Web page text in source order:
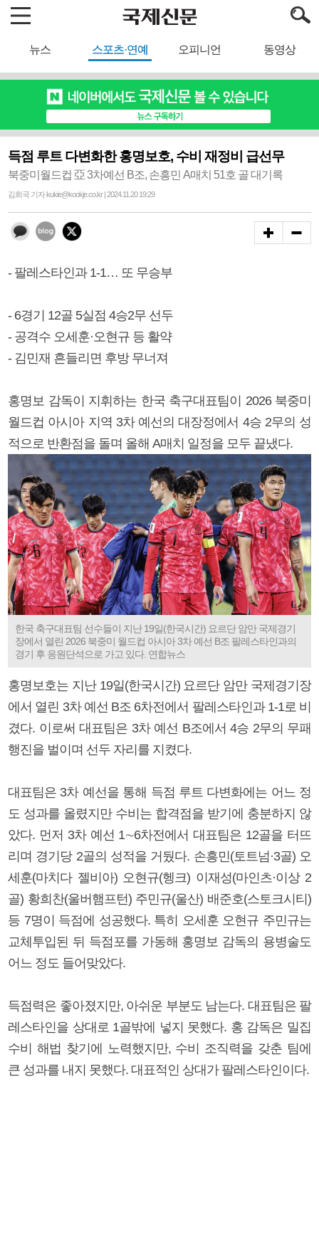
뉴스 스포츠·연예 오피니언 동영상
득점 루트 다변화한 홍명보호, 수비 재정비 급선무
북중미월드컵 亞 3차예선 B조, 손흥민 A매치 51호 골 대기록
김희국 기자 kukie@kookje.co.kr | 2024.11.20 19:29
- 팔레스타인과 1-1… 또 무승부
- 6경기 12골 5실점 4승2무 선두
- 공격수 오세훈·오현규 등 활약
- 김민재 흔들리면 후방 무너져
홍명보 감독이 지휘하는 한국 축구대표팀이 2026 북중미
월드컵 아시아 지역 3차 예선의 대장정에서 4승 2무의 성
적으로 반환점을 돌며 올해 A매치 일정을 모두 끝냈다.
한국 축구대표팀 선수들이 지난 19일(한국시간) 요르단 암만 국제경기
장에서 열린 2026 북중미 월드컵 아시아 3차 예선 B조 팔레스타인과의
경기 후 응원단석으로 가고 있다. 연합뉴스
홍명보호는 지난 19일(한국시간) 요르단 암만 국제경기장
에서 열린 3차 예선 B조 6차전에서 팔레스타인과 1-1로 비
겼다. 이로써 대표팀은 3차 예선 B조에서 4승 2무의 무패
행진을 벌이며 선두 자리를 지켰다.
대표팀은 3차 예선을 통해 득점 루트 다변화에는 어느 정
도 성과를 올렸지만 수비는 합격점을 받기에 충분하지 않
았다. 먼저 3차 예선 1∼6차전에서 대표팀은 12골을 터뜨
리며 경기당 2골의 성적을 거뒀다. 손흥민(토트넘·3골) 오
세훈(마치다 젤비아) 오현규(헹크) 이재성(마인츠·이상 2
골) 황희찬(울버햄프턴) 주민규(울산) 배준호(스토크시티)
등 7명이 득점에 성공했다. 특히 오세훈 오현규 주민규는
교체투입된 뒤 득점포를 가동해 홍명보 감독의 용병술도
어느 정도 들어맞았다.
득점력은 좋아졌지만, 아쉬운 부분도 남는다. 대표팀은 팔
레스타인을 상대로 1골밖에 넣지 못했다. 홍 감독은 밀집
수비 해법 찾기에 노력했지만, 수비 조직력을 갖춘 팀에
큰 성과를 내지 못했다. 대표적인 상대가 팔레스타인이다.